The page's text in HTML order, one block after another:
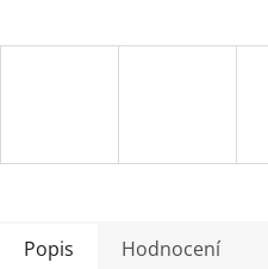
Popis Hodnocení